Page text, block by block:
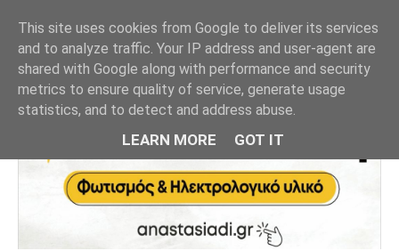
This site uses cookies from Google to deliver its services
and to analyze traffic. Your IP address and user-agent are
shared with Google along with performance and security
metrics to ensure quality of service, generate usage
statistics, and to detect and address abuse.
LEARN MORE GOT IT